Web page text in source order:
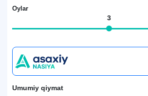
Oylar
3
Umumiy qiymat